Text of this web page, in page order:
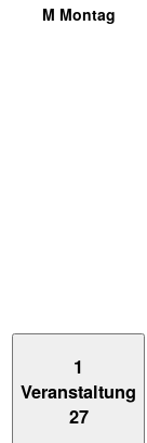
M Montag
1
Veranstaltung
27